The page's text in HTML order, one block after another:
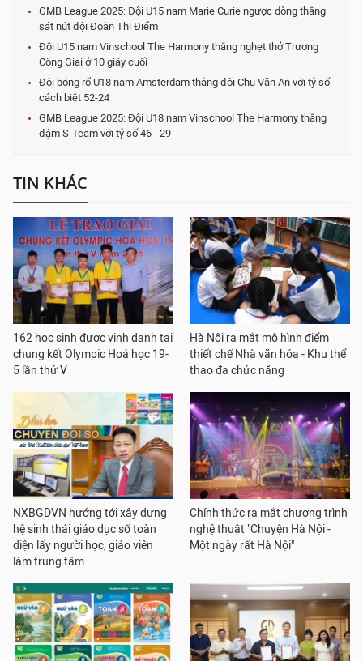
GMB League 2025: Đội U15 nam Marie Curie ngược dòng thắng
sát nút đội Đoàn Thị Điểm
Đội U15 nam Vinschool The Harmony thắng nghẹt thở Trương
Công Giai ở 10 giây cuối
Đội bóng rổ U18 nam Amsterdam thắng đội Chu Văn An với tỷ số
cách biệt 52-24
GMB League 2025: Đội U18 nam Vinschool The Harmony thắng
đậm S-Team với tỷ số 46 - 29
TIN KHÁC
162 học sinh được vinh danh tại
chung kết Olympic Hoá học 19-
5 lần thứ V
Hà Nội ra mắt mô hình điểm
thiết chế Nhà văn hóa - Khu thể
thao đa chức năng
NXBGDVN hướng tới xây dựng
hệ sinh thái giáo dục số toàn
diện lấy người học, giáo viên
làm trung tâm
Chính thức ra mắt chương trình
nghệ thuật "Chuyện Hà Nội -
Một ngày rất Hà Nội"